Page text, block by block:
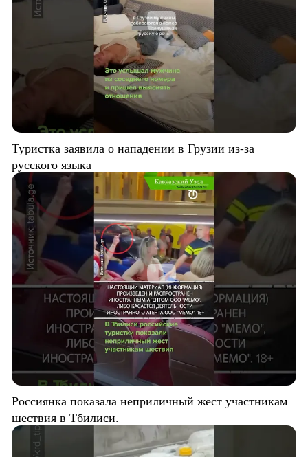
Туристка заявила о нападении в Грузии из-за
русского языка
Россиянка показала неприличный жест участникам
шествия в Тбилиси.